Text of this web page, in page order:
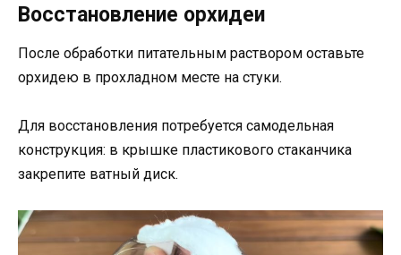
Восстановление орхидеи
После обработки питательным раствором оставьте
орхидею в прохладном месте на стуки.
Для восстановления потребуется самодельная
конструкция: в крышке пластикового стаканчика
закрепите ватный диск.